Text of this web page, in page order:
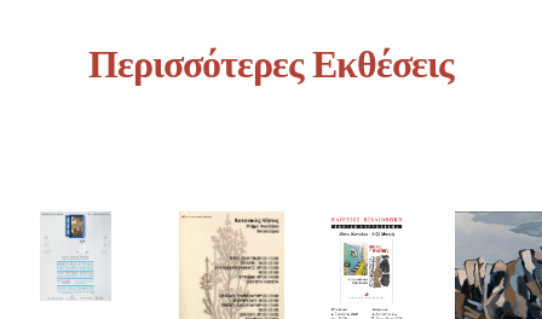
Περισσότερες Εκθέσεις